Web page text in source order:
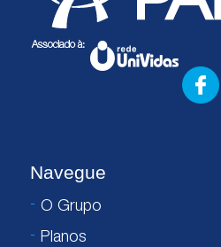
Navegue
O Grupo
Planos